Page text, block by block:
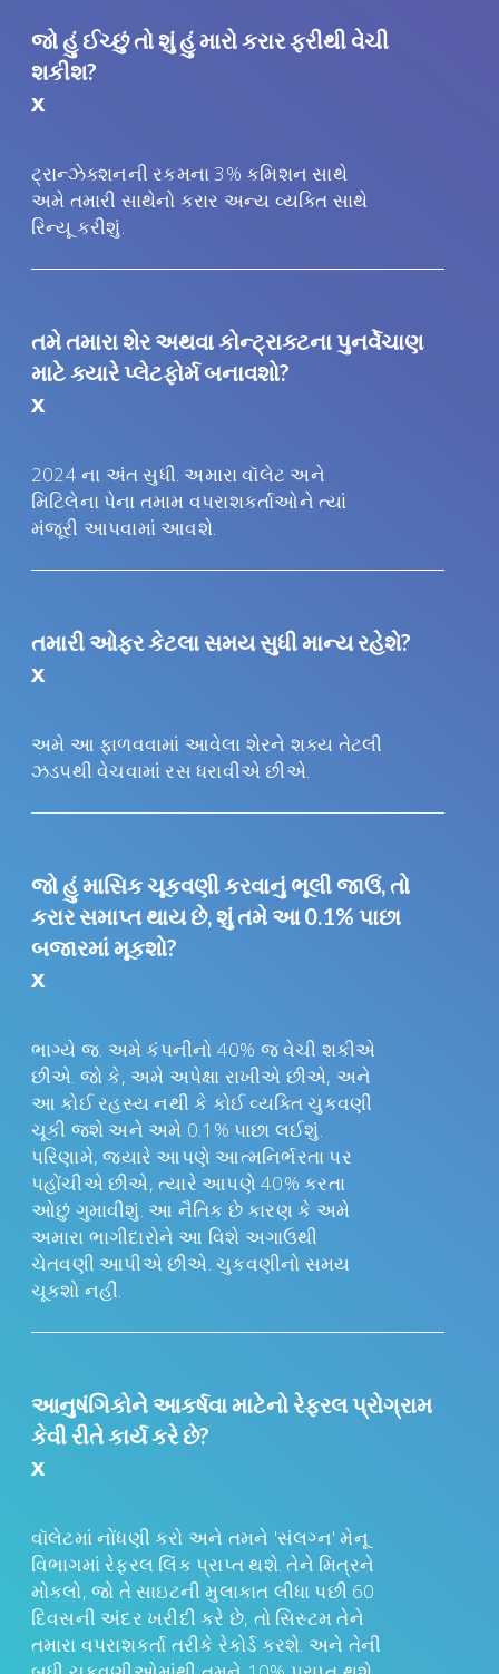
જો હું ઈચ્છું તો શું હું મારો કરાર ફરીથી વેચી
શકીશ?
x
ટ્રાન્ઝેક્શનની રકમના 3% કમિશન સાથે
અમે તમારી સાથેનો કરાર અન્ય વ્યક્તિ સાથે
રિન્યૂ કરીશું.
તમે તમારા શેર અથવા કોન્ટ્રાક્ટના પુનર્વેચાણ
માટે ક્યારે પ્લેટફોર્મ બનાવશો?
x
2024 ના અંત સુધી. અમારા વૉલેટ અને
મિટિલેના પેના તમામ વપરાશકર્તાઓને ત્યાં
મંજૂરી આપવામાં આવશે.
તમારી ઓફર કેટલા સમય સુધી માન્ય રહેશે?
x
અમે આ ફાળવવામાં આવેલા શેરને શક્ય તેટલી
ઝડપથી વેચવામાં રસ ધરાવીએ છીએ.
જો હું માસિક ચૂકવણી કરવાનું ભૂલી જાઉં, તો
કરાર સમાપ્ત થાય છે, શું તમે આ 0.1% પાછા
બજારમાં મૂકશો?
x
ભાગ્યે જ. અમે કંપનીનો 40% જ વેચી શકીએ
છીએ. જો કે, અમે અપેક્ષા રાખીએ છીએ, અને
આ કોઈ રહસ્ય નથી કે કોઈ વ્યક્તિ ચુકવણી
ચૂકી જશે અને અમે 0.1% પાછા લઈશું.
પરિણામે, જ્યારે આપણે આત્મનિર્ભરતા પર
પહોંચીએ છીએ, ત્યારે આપણે 40% કરતા
ઓછું ગુમાવીશું. આ નૈતિક છે કારણ કે અમે
અમારા ભાગીદારોને આ વિશે અગાઉથી
ચેતવણી આપીએ છીએ. ચુકવણીનો સમય
ચૂકશો નહીં.
આનુષંગિકોને આકર્ષવા માટેનો રેફરલ પ્રોગ્રામ
કેવી રીતે કાર્ય કરે છે?
x
વૉલેટમાં નોંધણી કરો અને તમને 'સંલગ્ન' મેનૂ
વિભાગમાં રેફરલ લિંક પ્રાપ્ત થશે. તેને મિત્રને
મોકલો, જો તે સાઇટની મુલાકાત લીધા પછી 60
દિવસની અંદર ખરીદી કરે છે, તો સિસ્ટમ તેને
તમારા વપરાશકર્તા તરીકે રેકોર્ડ કરશે. અને તેની